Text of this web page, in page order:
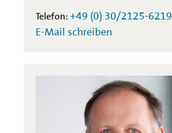
Telefon:+49 (0) 30/2125-6219
E-Mail schreiben